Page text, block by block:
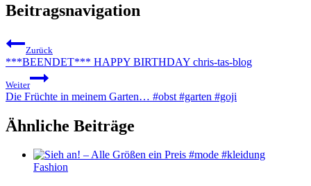
Beitragsnavigation
Zurück
***BEENDET*** HAPPY BIRTHDAY chris-tas-blog
Weiter
Die Früchte in meinem Garten… #obst #garten #goji
Ähnliche Beiträge
Fashion